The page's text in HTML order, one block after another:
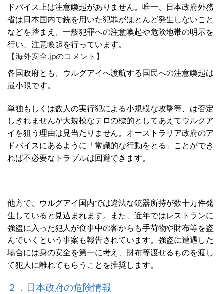
ドバイス上は注意喚起がありません。唯一、日本政府外務
省は日本国内で銃を用いた犯罪がほとんど発生しないこと
などを踏まえ、一般犯罪への注意喚起や危険地帯の明示を
行い、注意喚起を行っています。
【海外安全.jpのコメント】
各国政府とも、ウルグアイへ渡航する国民への注意喚起は
最小限です。
単独もしくは数人の実行犯による小規模な攻撃等、は否定
しきれませんが大規模なテロの標的としてあえてウルグア
イを狙う理由は見当たりません。オーストラリア政府のア
ドバイスにあるように「常識的な行動をとる」ことができ
れば不必要なトラブルは回避できます。
他方で、ウルグアイ国内では違法な銃器所持が数十万件発
生していると見込まれます。また、近年ではレストランに
強盗に入った犯人が食事中の客からも手荷物や財布等を盗
んでいくという事案も報告されています。強盗に遭遇した
場合には身の安全を第一に考え、財布等渡せるものを渡し
て犯人に離れてもらうことを推奨します。
２．日本政府の危険情報